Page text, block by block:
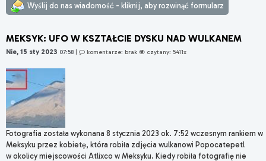
Wyślij do nas wiadomość - kliknij, aby rozwinąć formularz
MEKSYK: UFO W KSZTAŁCIE DYSKU NAD WULKANEM
Nie, 15 sty 2023 07:58 | komentarze: brak czytany: 5411x
Fotografia została wykonana 8 stycznia 2023 ok. 7:52 wczesnym rankiem w
Meksyku przez kobietę, która robiła zdjęcia wulkanowi Popocatepetl
w okolicy miejscowości Atlixco w Meksyku. Kiedy robiła fotografię nie